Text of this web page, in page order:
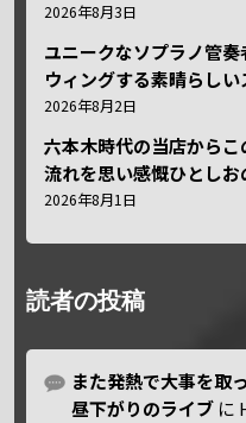
2026年8月3日
ユニークなソプラノ管
ウィングする素晴らし
2026年8月2日
六本木時代の当店から
流れを思い感慨ひとしお
2026年8月1日
読者の投稿
また発熱で大事を取
昼下がりのライブ に